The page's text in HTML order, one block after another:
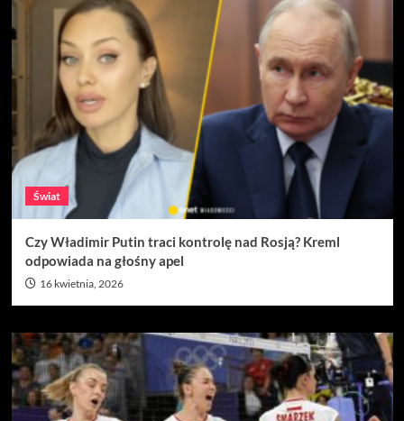
Świat
Czy Władimir Putin traci kontrolę nad Rosją? Kreml
odpowiada na głośny apel
16 kwietnia, 2026